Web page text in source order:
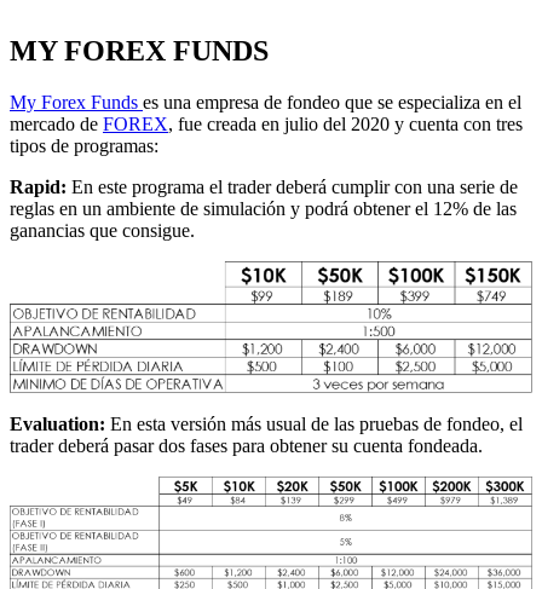
MY FOREX FUNDS
My Forex Funds es una empresa de fondeo que se especializa en el
mercado de FOREX, fue creada en julio del 2020 y cuenta con tres
tipos de programas:
Rapid: En este programa el trader deberá cumplir con una serie de
reglas en un ambiente de simulación y podrá obtener el 12% de las
ganancias que consigue.
Evaluation: En esta versión más usual de las pruebas de fondeo, el
trader deberá pasar dos fases para obtener su cuenta fondeada.